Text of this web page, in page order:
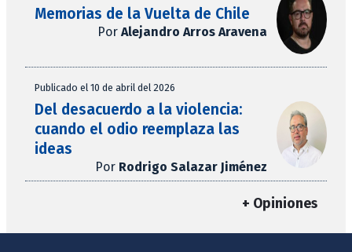
Memorias de la Vuelta de Chile
Por Alejandro Arros Aravena
Publicado el 10 de abril del 2026
Del desacuerdo a la violencia:
cuando el odio reemplaza las
ideas
Por Rodrigo Salazar Jiménez
+ Opiniones